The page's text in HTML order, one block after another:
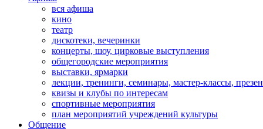
вся афиша
кино
театр
дискотеки, вечеринки
концерты, шоу, цирковые выступления
общегородские мероприятия
выставки, ярмарки
лекции, тренинги, семинары, мастер-классы,
квизы и клубы по интересам
спортивные мероприятия
план мероприятий учреждений культуры
Общение